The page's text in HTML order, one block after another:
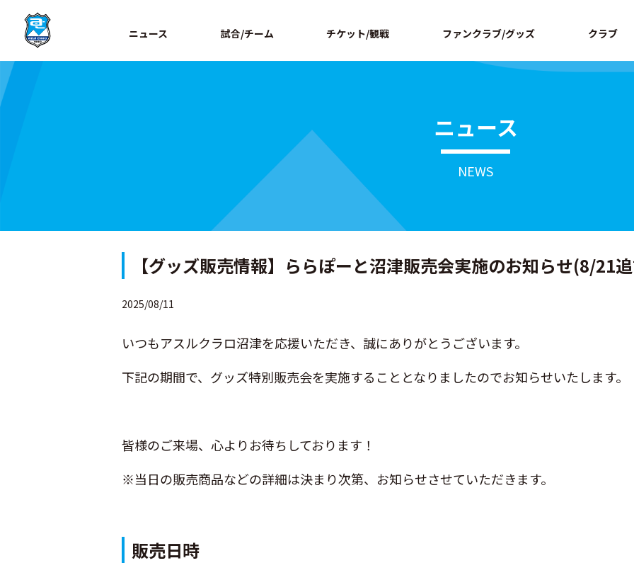
ニュース 試合/チーム チケット/観戦 ファンクラブ/グッズ クラブ
ニュース
NEWS
【グッズ販売情報】ららぽーと沼津販売会実施のお知らせ(8/21
2025/08/11
いつもアスルクラロ沼津を応援いただき、誠にありがとうございます。
下記の期間で、グッズ特別販売会を実施することとなりましたのでお知らせいたします。
皆様のご来場、心よりお待ちしております！
※当日の販売商品などの詳細は決まり次第、お知らせさせていただきます。
販売日時